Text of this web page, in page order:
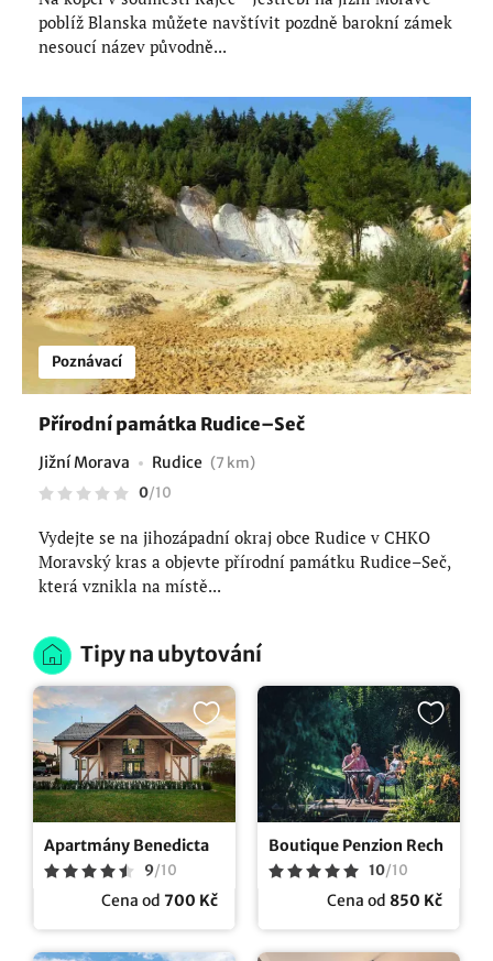
poblíž Blanska můžete navštívit pozdně barokní zámek
nesoucí název původně...
Poznávací
Přírodní památka Rudice–Seč
Jižní Morava Rudice (7 km)
0/10
Vydejte se na jihozápadní okraj obce Rudice v CHKO
Moravský kras a objevte přírodní památku Rudice–Seč,
která vznikla na místě...
Tipy na ubytování
Apartmány Benedicta
9/10
Cena od 700 Kč
Boutique Penzion Rech
10/10
Cena od 850 Kč